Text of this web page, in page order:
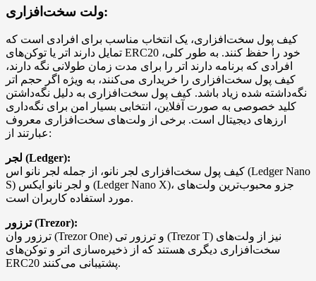
ولت سخت‌افزاری:
کیف پول سخت‌افزاری، یک انتخاب مناسب برای افرادی است که
تمایل دارند اتر یا توکن‌های ERC20 خود را حفظ کنند. به طور کلی،
افرادی که برنامه دارند اتر را برای مدت زمان طولانی نگه دارند،
کیف پول سخت‌افزاری را خریداری می‌کنند، به ویژه اگر حجم اتر
نگه‌داشته شده زیاد باشد. کیف پول سخت‌افزاری به دلیل نگه‌داشتن
کلید خصوصی به صورت آفلاین، انتخابی بسیار امن برای نگه‌داری
ارزهای دیجیتال است. برخی از ولت‌های سخت‌افزاری معروف
عبارتند از:
لجر (Ledger):
کیف پول سخت‌افزاری لجر نانو، از جمله لجر نانو اس (Ledger Nano
S) و لجر نانو ایکس (Ledger Nano X)، جزو محبوب‌ترین ولت‌های
مورد استفاده کاربران است.
ترزور (Trezor):
ترزور وان (Trezor One) و ترزور تی (Trezor T) نیز از ولت‌های
سخت‌افزاری دیگری هستند که از ذخیره‌سازی اتر و توکن‌های
ERC20 پشتیبانی می‌کنند.